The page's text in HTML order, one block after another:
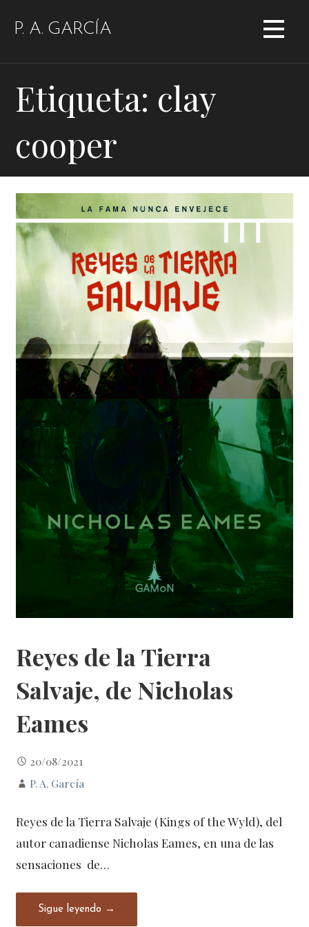
P. A. GARCÍA
Etiqueta: clay
cooper
Reyes de la Tierra
Salvaje, de Nicholas
Eames
20/08/2021
P. A. García
Reyes de la Tierra Salvaje (Kings of the Wyld), del
autor canadiense Nicholas Eames, en una de las
sensaciones de…
Sigue leyendo →